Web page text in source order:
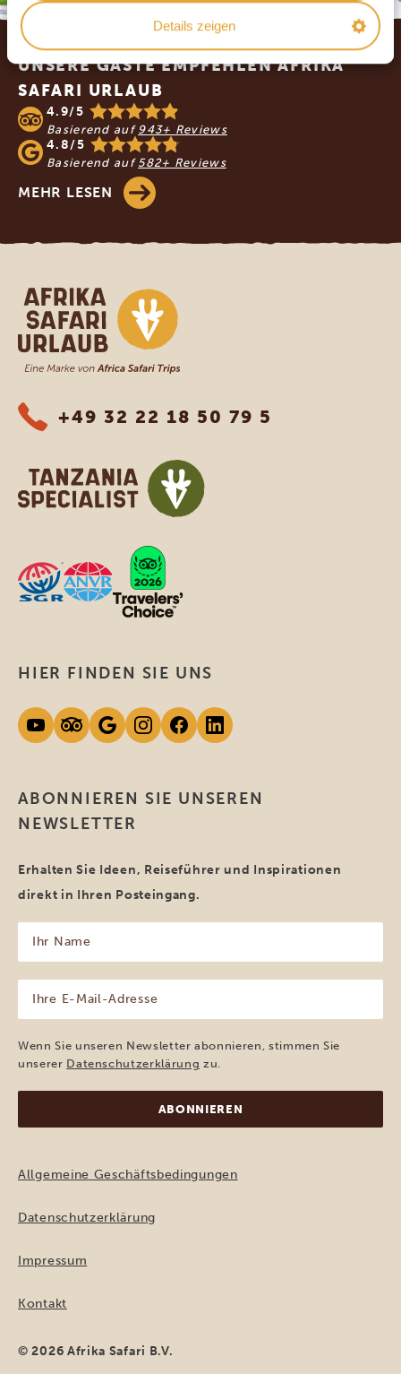
Details zeigen
Footer
UNSERE GÄSTE EMPFEHLEN AFRIKA
SAFARI URLAUB
4.9/5
Basierend auf 943+ Reviews
4.8/5
Basierend auf 582+ Reviews
MEHR LESEN
Afrika Safari Urlaub
+49 32 22 18 50 79 5
ABONNIEREN SIE UNSEREN
NEWSLETTER
Erhalten Sie Ideen, Reiseführer und Inspirationen
direkt in Ihren Posteingang.
Name
(erforderlich)
Mail-
Adresse
(erforderlich)
Wenn Sie unseren Newsletter abonnieren, stimmen Sie
unserer Datenschutzerklärung zu.
HIER FINDEN SIE UNS
Allgemeine Geschäftsbedingungen
Datenschutzerklärung
Impressum
Kontakt
© 2026 Afrika Safari B.V.